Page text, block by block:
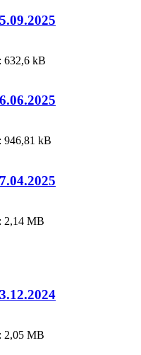
632,6 kB
946,81 kB
2,14 MB
2,05 MB